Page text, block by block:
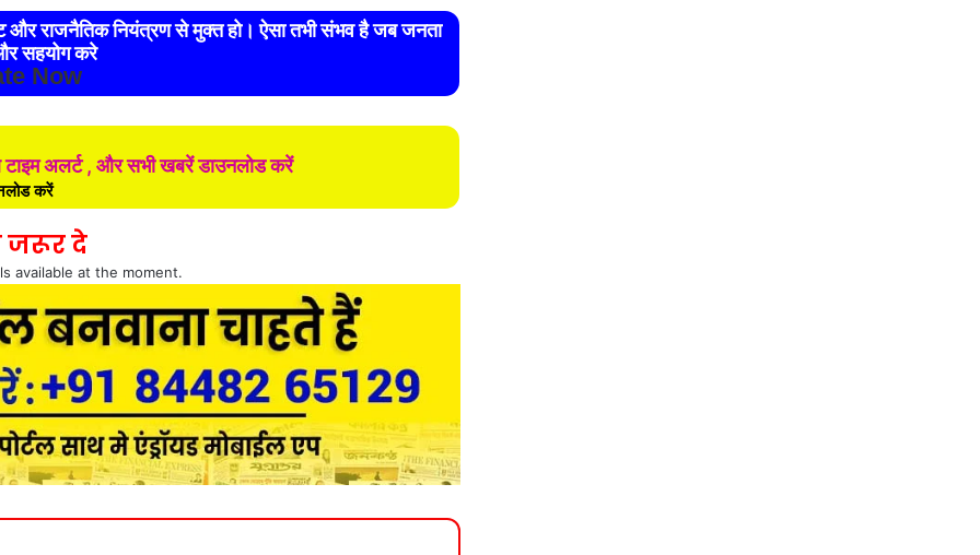
और राजनैतिक नियंत्रण से मुक्त हो। ऐसा तभी संभव है जब जनता
सहयोग करे
Now
टाइम अलर्ट , और सभी खबरें डाउनलोड करें
करें
जरूर दे
available at the moment.